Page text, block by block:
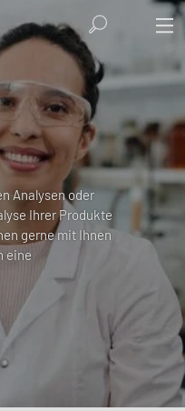
Analysen oder
Ihrer Produkte
gerne mit Ihnen
eine